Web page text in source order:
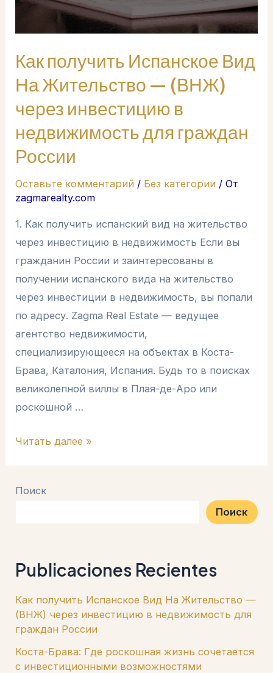
Как получить Испанское Вид
На Жительство — (ВНЖ)
через инвестицию в
недвижимость для граждан
России
Оставьте комментарий / Без категории / От
zagmarealty.com
1. Как получить испанский вид на жительство
через инвестицию в недвижимость Если вы
гражданин России и заинтересованы в
получении испанского вида на жительство
через инвестиции в недвижимость, вы попали
по адресу. Zagma Real Estate — ведущее
агентство недвижимости,
специализирующееся на объектах в Коста-
Брава, Каталония, Испания. Будь то в поисках
великолепной виллы в Плая-де-Аро или
роскошной …
Читать далее »
Поиск
Поиск
Publicaciones Recientes
Как получить Испанское Вид На Жительство —
(ВНЖ) через инвестицию в недвижимость для
граждан России
Коста-Брава: Где роскошная жизнь сочетается
с инвестиционными возможностями